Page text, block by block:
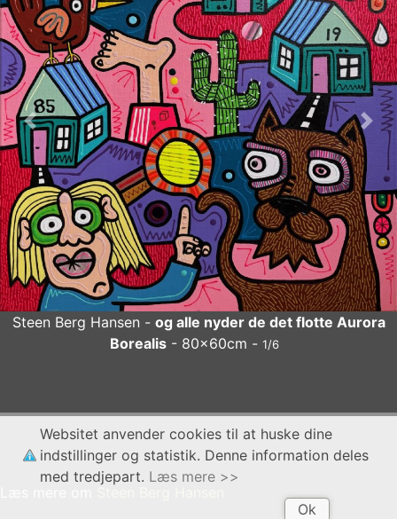
Steen Berg Hansen - og alle nyder de det flotte Aurora
Borealis- 80x60cm - 1/6
Steen Berg Hansenog alle nyder de det flotte Aurora
Borealis- 80x60cmx
Forrige
Ok
Websitet anvender cookies til at huske dine
indstillinger og statistik. Denne information deles
med tredjepart. Læs mere >>